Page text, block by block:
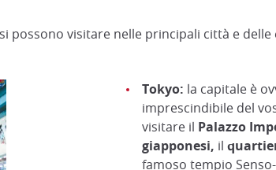
possono visitare nelle principali città e
Tokyo: la capitale è
imprescindibile del
visitare il Palazzo
giapponesi, il
famoso tempio